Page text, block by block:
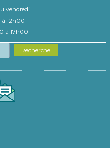
vendredi
à 12h00
à 17h00
Recherche